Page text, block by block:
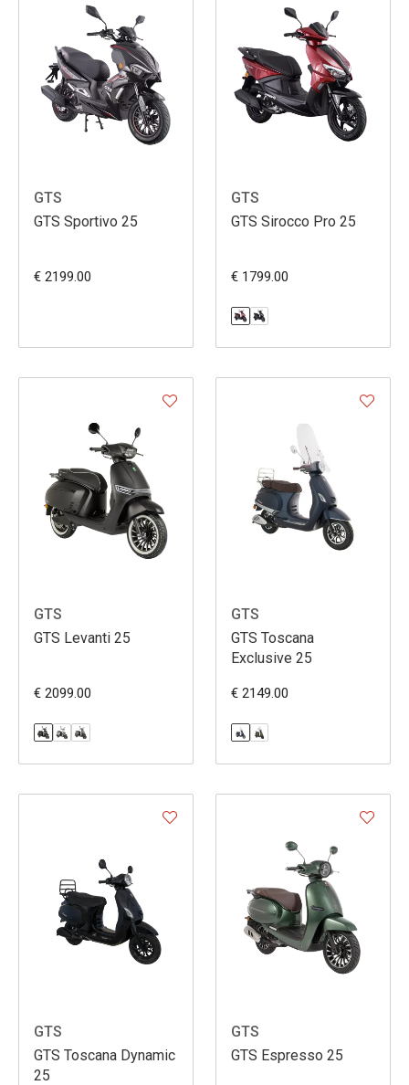
GTS
GTS Sportivo 25
€ 2199.00
GTS
GTS Sirocco Pro 25
€ 1799.00
GTS
GTS Levanti 25
€ 2099.00
GTS
GTS Toscana
Exclusive 25
€ 2149.00
GTS
GTS Toscana Dynamic
25
GTS
GTS Espresso 25